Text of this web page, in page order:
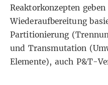
Reaktorkonzepten
Wiederaufbereitung
Partitionierung
und Transmutation
Elemente), auch P&T-